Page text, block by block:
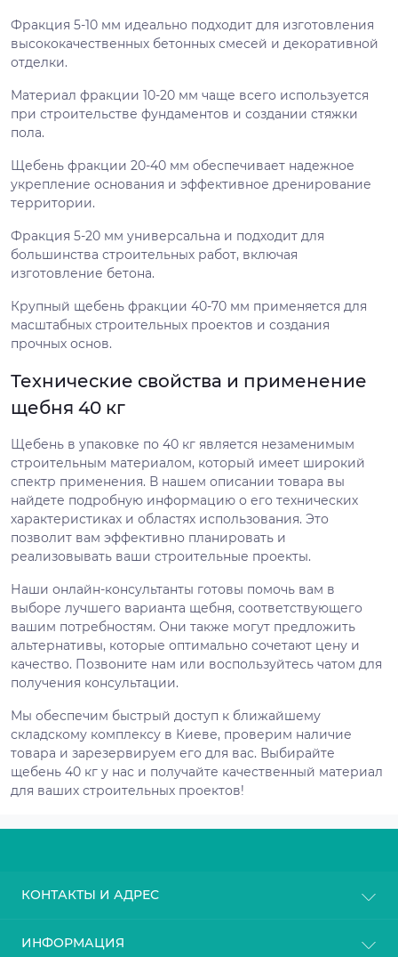
Фракция 5-10 мм идеально подходит для изготовления
высококачественных бетонных смесей и декоративной
отделки.
Материал фракции 10-20 мм чаще всего используется
при строительстве фундаментов и создании стяжки
пола.
Щебень фракции 20-40 мм обеспечивает надежное
укрепление основания и эффективное дренирование
территории.
Фракция 5-20 мм универсальна и подходит для
большинства строительных работ, включая
изготовление бетона.
Крупный щебень фракции 40-70 мм применяется для
масштабных строительных проектов и создания
прочных основ.
Технические свойства и применение
щебня 40 кг
Щебень в упаковке по 40 кг является незаменимым
строительным материалом, который имеет широкий
спектр применения. В нашем описании товара вы
найдете подробную информацию о его технических
характеристиках и областях использования. Это
позволит вам эффективно планировать и
реализовывать ваши строительные проекты.
Наши онлайн-консультанты готовы помочь вам в
выборе лучшего варианта щебня, соответствующего
вашим потребностям. Они также могут предложить
альтернативы, которые оптимально сочетают цену и
качество. Позвоните нам или воспользуйтесь чатом для
получения консультации.
Мы обеспечим быстрый доступ к ближайшему
складскому комплексу в Киеве, проверим наличие
товара и зарезервируем его для вас. Выбирайте
щебень 40 кг у нас и получайте качественный материал
для ваших строительных проектов!
КОНТАКТЫ И АДРЕС
ИНФОРМАЦИЯ